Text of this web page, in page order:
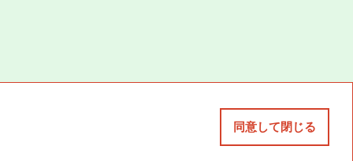
同意して閉じる